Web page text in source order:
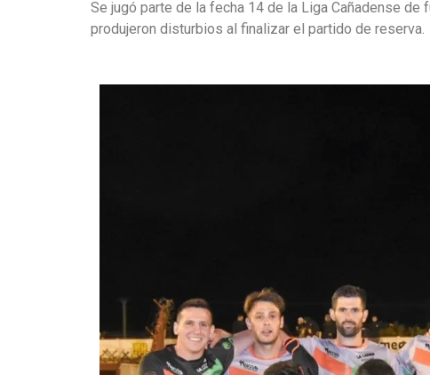
Se jugó parte de la fecha 14 de la Liga Cañadense
produjeron disturbios al finalizar el partido de reserva.